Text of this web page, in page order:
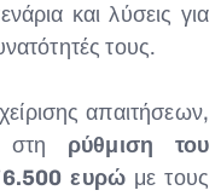
και λύσεις για
τους.
απαιτήσεων,
ρύθμιση του
ευρώ με τους